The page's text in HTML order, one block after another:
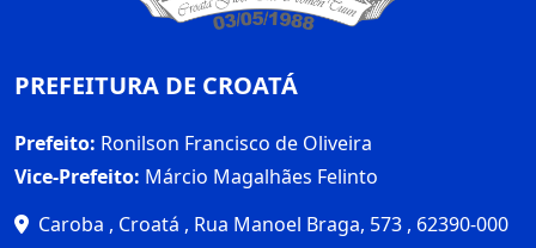
PREFEITURA DE CROATÁ
Prefeito: Ronilson Francisco de Oliveira
Vice-Prefeito: Márcio Magalhães Felinto
Caroba , Croatá , Rua Manoel Braga, 573 , 62390-000